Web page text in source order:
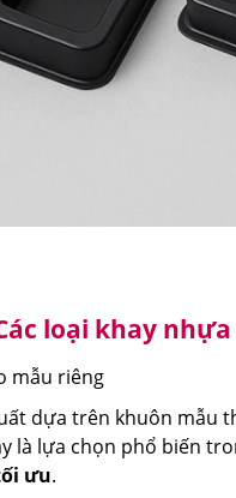
loại khay
mẫu riêng
dựa trên khuôn mẫu
là lựa chọn phổ biến
ưu.